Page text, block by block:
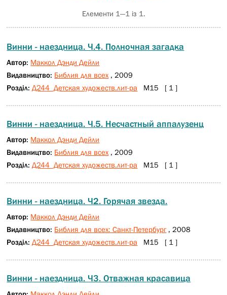
Елементи 1—1 із 1.
Винни - наездница. Ч.4. Полночная загадка
Автор: Маккол Дэнди Дейли
Видавництво: Библия для всех , 2009
Розділ: Д244 Детская художеств.лит-ра М15 [ 1 ]
Винни - наездница. Ч.5. Несчастный аппалузенц
Автор: Маккол Дэнди Дейли
Видавництво: Библия для всех , 2009
Розділ: Д244 Детская художеств.лит-ра М15 [ 1 ]
Винни - наездница. Ч2. Горячая звезда.
Автор: Маккол Дэнди Дейли
Видавництво: Библия для всех: Санкт-Петербург, 2008
Розділ: Д244 Детская художеств.лит-ра М15 [ 1 ]
Винни - наездница. Ч3. Отважная красавица